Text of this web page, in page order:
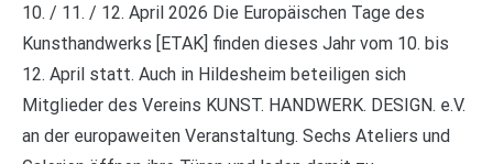
10. / 11. / 12. April 2026 Die Europäischen Tage des
Kunsthandwerks [ETAK] finden dieses Jahr vom 10. bis
12. April statt. Auch in Hildesheim beteiligen sich
Mitglieder des Vereins KUNST. HANDWERK. DESIGN. e.V.
an der europaweiten Veranstaltung. Sechs Ateliers und